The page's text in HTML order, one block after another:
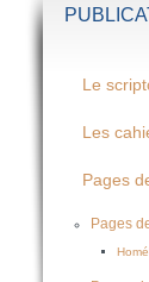
Le
Les
Pages
Pages